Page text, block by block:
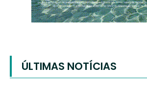
ÚLTIMAS NOTÍCIAS